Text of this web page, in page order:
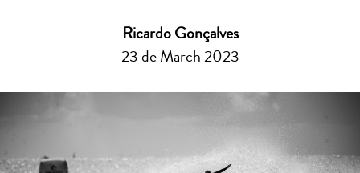
Ricardo Gonçalves
23 de March 2023